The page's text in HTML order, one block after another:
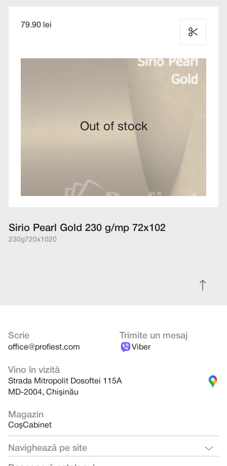
79.90 lei
Out of stock
Sirio Pearl Gold 230 g/mp 72x102
230g720x1020
Scrie
office@profiest.com
Trimite un mesaj
Viber
Vino în vizită
Strada Mitropolit Dosoftei 115A
MD-2004, Chișinău
Magazin
CoșCabinet
Navighează pe site